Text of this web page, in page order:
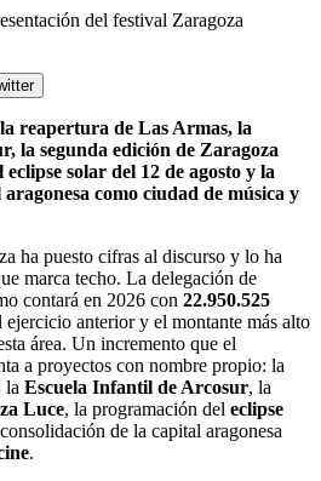
del festival Zaragoza
reapertura de Las Armas, la
la segunda edición de Zaragoza
solar del 12 de agosto y la
como ciudad de música y
ha puesto cifras al discurso y lo ha
marca techo. La delegación de
contará en 2026 con 22.950.525
ejercicio anterior y el montante más alto
área. Un incremento que el
a proyectos con nombre propio: la
la Escuela Infantil de Arcosur, la
Luce, la programación del eclipse
de la capital aragonesa
.